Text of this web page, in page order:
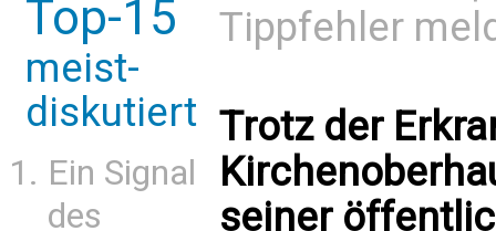
Top-15
meist-
diskutiert
Ein Signal
des
Tippfehler
Trotz der
seiner